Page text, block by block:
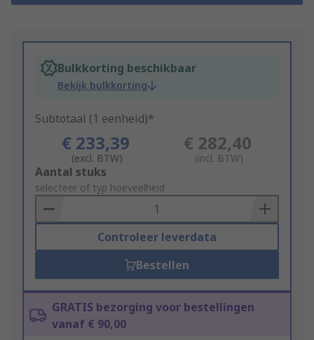
Bulkkorting beschikbaar
Bekijk bulkkorting
Subtotaal (1 eenheid)*
€ 233,39
(excl. BTW)
€ 282,40
(incl. BTW)
Add
to
Basket
Aantal stuks
selecteer of typ hoeveelheid
Controleer leverdata
Bestellen
GRATIS bezorging voor bestellingen
vanaf € 90,00